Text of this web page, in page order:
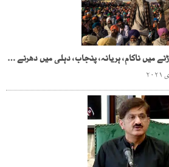
مودی سرکار کسانوں کا عزم توڑنے میں ناکام، ہریانہ، پنجاب، دہلی میں دھرنے جاری